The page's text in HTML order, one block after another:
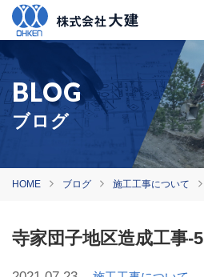
ブログ
HOME ブログ 施工工事について
寺家団子地区造成工事-5